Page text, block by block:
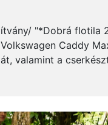
"*Dobrá flotila
Caddy
valamint a